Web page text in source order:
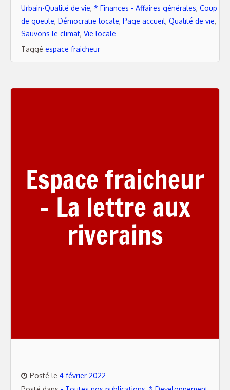
Urbain-Qualité de vie, * Finances - Affaires générales, Coup
de gueule, Démocratie locale, Page accueil, Qualité de vie,
Sauvons le climat, Vie locale
Taggé espace fraicheur
Espace fraicheur
– La lettre aux
riverains
Posté le 4 février 2022